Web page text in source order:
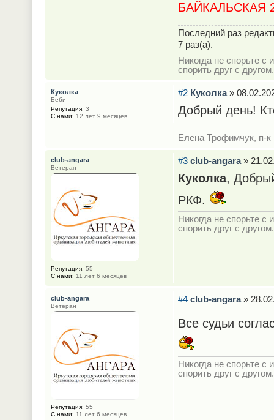
БАЙКАЛЬСКАЯ
Последний раз
7 раз(а).
Никогда не спорьте с
спорить друг с другом.
#2 Куколка»
Добрый день!
Елена Трофимчук, п-к
Куколка
Беби
Репутация: 3
С нами: 12 лет 9 месяцев
#3 club-angara»
Куколка,
РКФ.
Никогда не спорьте с
спорить друг с другом.
club-angara
Ветеран
Репутация: 55
С нами: 11 лет 6 месяцев
#4 club-angara»
Все судьи
Никогда не спорьте с
спорить друг с другом.
club-angara
Ветеран
Репутация: 55
С нами: 11 лет 6 месяцев